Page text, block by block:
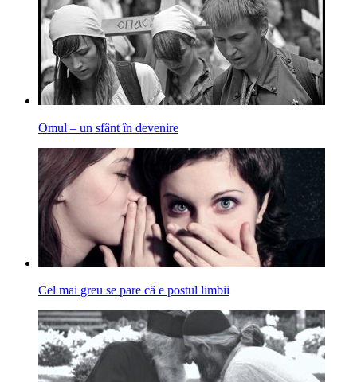
Omul – un sfânt în devenire
Cel mai greu se pare că e postul limbii